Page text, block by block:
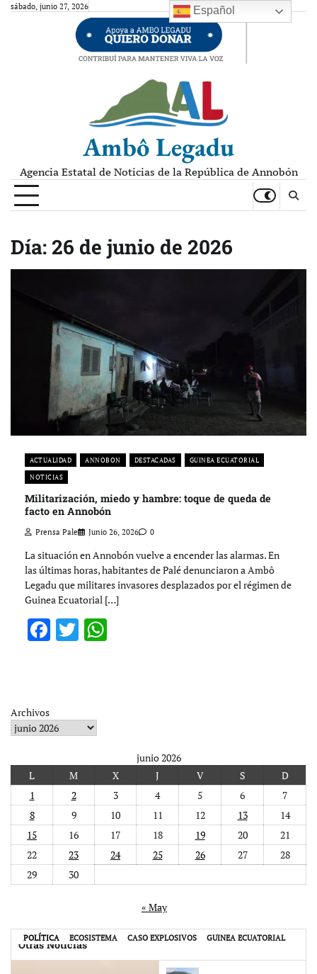
Skipsábado, junio 27, 2026
Ambô Legadu
Agencia Estatal de Noticias de la República de Annobón
Día:26 de junio de 2026
ACTUALIDAD ANNOBON DESTACADAS
GUINEA ECUATORIAL
NOTICIAS
Militarización, miedo y hambre: toque de queda de
facto en Annobón
Prensa Pale Junio 26, 2026 0
La situación en Annobón vuelve a encender las alarmas. En
las últimas horas, habitantes de Palé denunciaron a Ambô
Legadu que militares invasores desplazados por el régimen de
Guinea Ecuatorial […]
Facebook
Twitter
Archivos
junio 2026
L
M X J V S
D
1
2 3 4 5 6
7
8
9 10 11 12 13
14
15
16 17 18 19 20
21
22
23 24 25 26 27
28
29
30
« May
Otras Noticias
POLÍTICA ECOSISTEMA CASO EXPLOSIVOS GUINEA ECUATORIAL
Español